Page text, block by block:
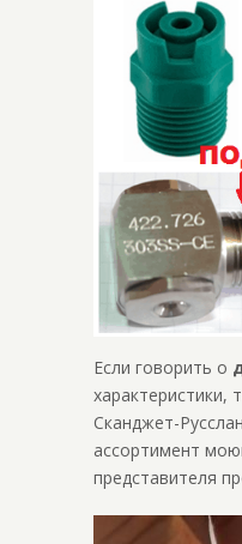
Если говорить о
характеристики,
Сканджет-
ассортимент
представителя